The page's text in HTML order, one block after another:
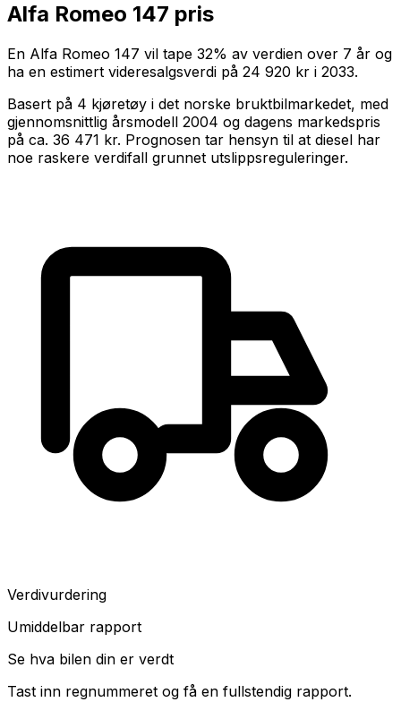
Alfa Romeo 147 pris
En Alfa Romeo 147 vil tape 32% av verdien over 7 år og
ha en estimert videresalgsverdi på 24 920 kr i 2033.
Basert på 4 kjøretøy i det norske bruktbilmarkedet, med
gjennomsnittlig årsmodell 2004 og dagens markedspris
på ca. 36 471 kr. Prognosen tar hensyn til at diesel har
noe raskere verdifall grunnet utslippsreguleringer.
Verdivurdering
Umiddelbar rapport
Se hva bilen din er verdt
Tast inn regnummeret og få en fullstendig rapport.